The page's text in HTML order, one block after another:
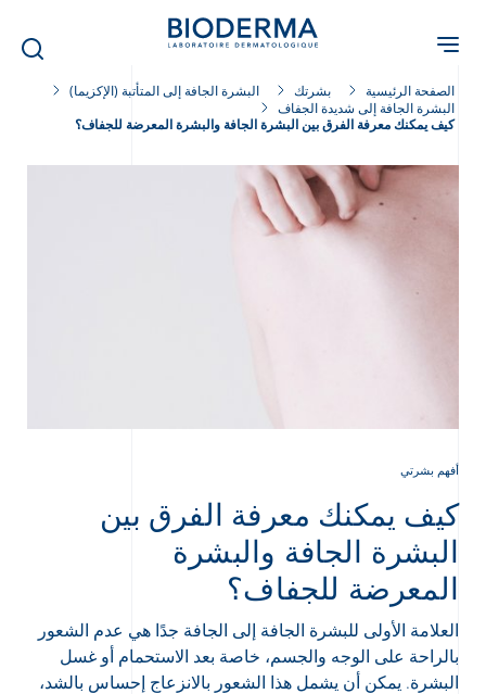
content
الصفحة الرئيسية بشرتك
البشرة الجافة إلى المتأتبة (الإكزيما)
البشرة الجافة إلى شديدة الجفاف
كيف يمكنك معرفة الفرق بين البشرة الجافة والبشرة المعرضة للجفاف؟
أفهم بشرتي
كيف يمكنك معرفة الفرق بين
البشرة الجافة والبشرة
المعرضة للجفاف؟
العلامة الأولى للبشرة الجافة إلى الجافة جدًا هي عدم الشعور
بالراحة على الوجه والجسم، خاصة بعد الاستحمام أو غسل
البشرة. يمكن أن يشمل هذا الشعور بالانزعاج إحساس بالشد،